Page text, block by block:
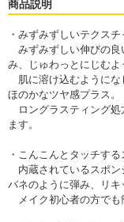
商品説明
・みずみずしいテクス
みずみずしい伸びの良
み、じゅわっとにじむよ
肌に溶け込むようにな
ほのかなツヤ感プラス。
ロングラスティング処
ます。
・こんこんとタッチす
内蔵されているスポン
バネのように弾み、リキ
メイク初心者の方でも